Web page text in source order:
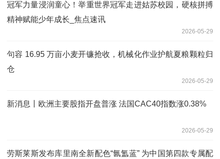
冠军力量浸润童心！举重世界冠军走进姑苏校园，硬核拼搏
精神赋能少年成长_焦点速讯
2026-05-29
句容 16.95 万亩小麦开镰抢收，机械化作业护航夏粮颗粒归
仓
2026-05-29
新消息丨欧洲主要股指开盘普涨 法国CAC40指数涨0.38%
2026-05-29
劳斯莱斯发布库里南全新配色“氤氲蓝” 为中国第四款专属配